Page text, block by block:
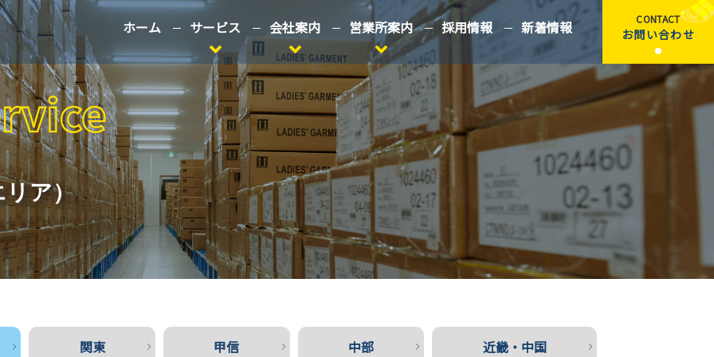
ホーム サービス 会社案内 営業所案内 採用情報 新着情報 CONTACT
お問い合わせ
ア）
関東 甲信 中部 近畿・中国